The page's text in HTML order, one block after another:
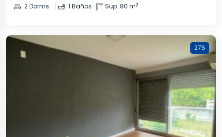
2 Dorms. 1 Baños Sup. 80 m2
276